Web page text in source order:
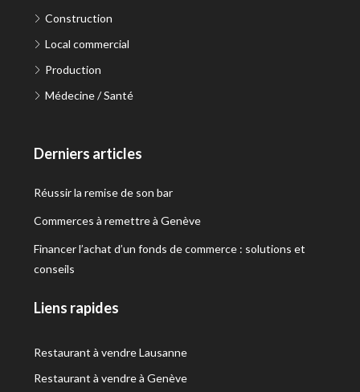
Construction
Local commercial
Production
Médecine / Santé
Derniers articles
Réussir la remise de son bar
Commerces à remettre à Genève
Financer l’achat d’un fonds de commerce : solutions et
conseils
Liens rapides
Restaurant à vendre Lausanne
Restaurant à vendre à Genève